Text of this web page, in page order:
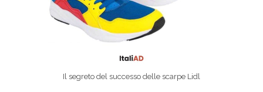
Il segreto del successo delle scarpe Lidl